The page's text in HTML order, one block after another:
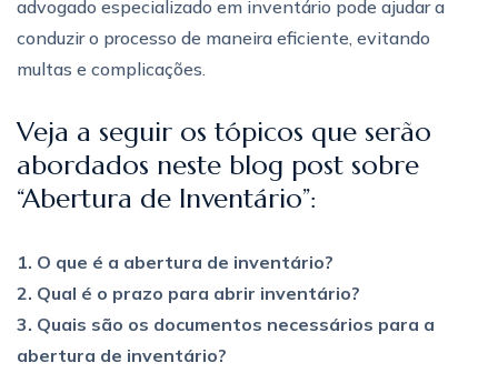
advogado especializado em inventário pode ajudar a
conduzir o processo de maneira eficiente, evitando
multas e complicações.
Veja a seguir os tópicos que serão
abordados neste blog post sobre
“Abertura de Inventário”:
1. O que é a abertura de inventário?
2. Qual é o prazo para abrir inventário?
3. Quais são os documentos necessários para a
abertura de inventário?